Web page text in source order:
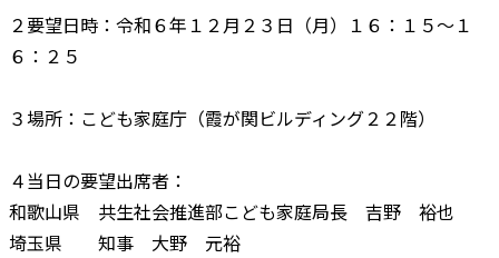
２要望日時：令和６年１２月２３日（月）１６：１５～１
６：２５
３場所：こども家庭庁（霞が関ビルディング２２階）
４当日の要望出席者：
和歌山県 共生社会推進部こども家庭局長 吉野 裕也
埼玉県 知事 大野 元裕